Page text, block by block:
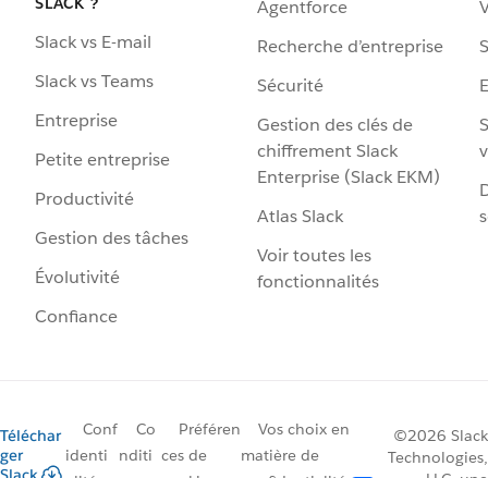
Slack vs E-mail
Slack vs Teams
Entreprise
Petite entreprise
Productivité
Gestion des tâches
Évolutivité
Confiance
Agentforce
Recherche d’entreprise
Sécurité
Gestion des clés de
chiffrement Slack
Enterprise (Slack EKM)
Atlas Slack
Voir toutes les
fonctionnalités
Téléchar
ger
Conf
identi
Co
nditi
Préféren
ces de
Vos choix en
matière de
©2026 Slack
Technologies,